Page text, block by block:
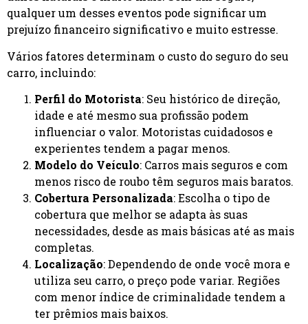
qualquer um desses eventos pode significar um
prejuízo financeiro significativo e muito estresse.
Vários fatores determinam o custo do seguro do seu
carro, incluindo:
Perfil do Motorista: Seu histórico de direção,
idade e até mesmo sua profissão podem
influenciar o valor. Motoristas cuidadosos e
experientes tendem a pagar menos.
Modelo do Veículo: Carros mais seguros e com
menos risco de roubo têm seguros mais baratos.
Cobertura Personalizada: Escolha o tipo de
cobertura que melhor se adapta às suas
necessidades, desde as mais básicas até as mais
completas.
Localização: Dependendo de onde você mora e
utiliza seu carro, o preço pode variar. Regiões
com menor índice de criminalidade tendem a
ter prêmios mais baixos.